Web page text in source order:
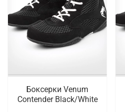
Боксерки Venum
Contender Black/White